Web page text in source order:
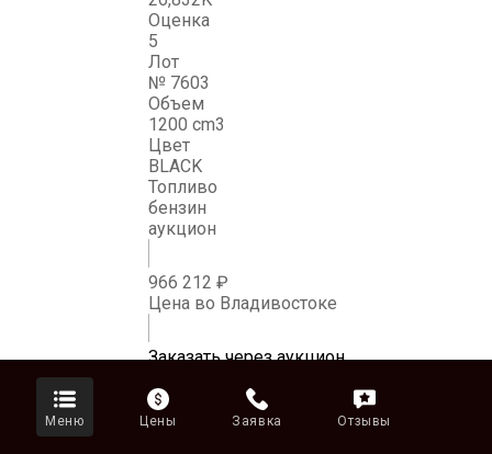
Оценка
5
Лот
№ 7603
Объем
1200 cm3
Цвет
BLACK
Топливо
бензин
аукцион
966 212 ₽
Цена во Владивостоке
Заказать через аукцион
2025.04.08 / BDS Kantou / №0419
Меню Цены Заявка Отзывы